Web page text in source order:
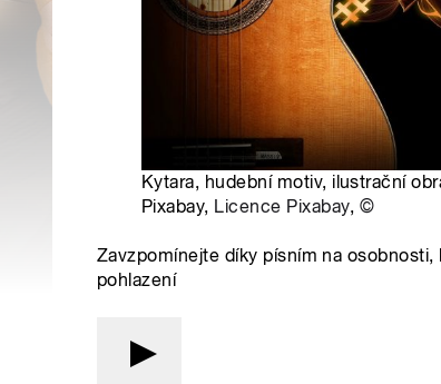
Kytara, hudební motiv, ilustrační
Pixabay, Licence Pixabay, ©
Zavzpomínejte díky písním na
pohlazení